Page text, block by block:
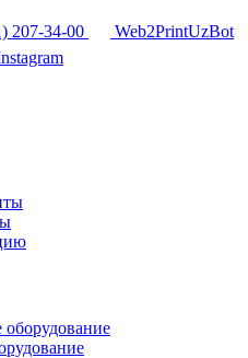
207-34-00
Web2PrintUzBot
оборудование